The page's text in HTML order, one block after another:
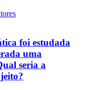
foi estudada
uma
seria a